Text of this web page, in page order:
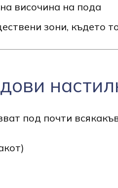
височина на пода
зони, където
под почти